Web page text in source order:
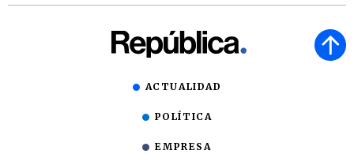
ACTUALIDAD
POLÍTICA
EMPRESA